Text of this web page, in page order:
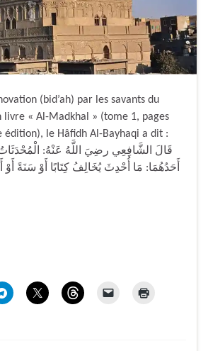
(bid’ah) par les savants du
« Al-Madkhal » (tome 1, pages
édition), le Hâfidh Al-Bayhaqi a dit :
قَالَ الشَّافِعِي رضِيَ اللَّهُ عَنْهُ:
أَحَدُهُمَا: مَا أُحْدِثَ يُخَالِفُ كِتَابًا أَوْ سَنَةً أَوْ